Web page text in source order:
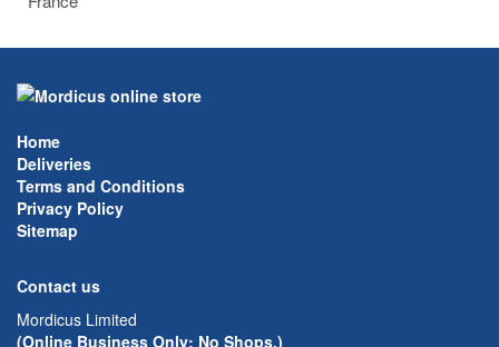
Home
Deliveries
Terms and Conditions
Privacy Policy
Sitemap
Contact us
Mordicus Limited
(Online Business Only; No Shops.)